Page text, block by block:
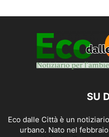
SU
Eco dalle Città è un
urbano. Nato nel